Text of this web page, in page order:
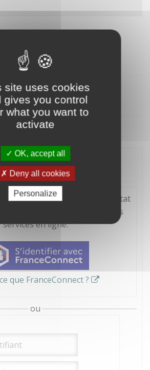
site uses cookies
gives you control
what you want to
activate
OK, accept all
Deny all cookies
Personalize
LES PLUS
la solution proposée par l'Etat
et simplifier la connexion à vos
services en ligne.
que FranceConnect ?
ou